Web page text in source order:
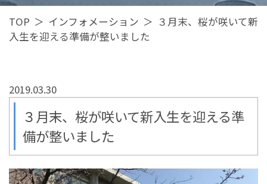
TOP ＞ インフォメーション ＞ ３月末、桜が咲いて新
入生を迎える準備が整いました
2019.03.30
３月末、桜が咲いて新入生を迎える準
備が整いました